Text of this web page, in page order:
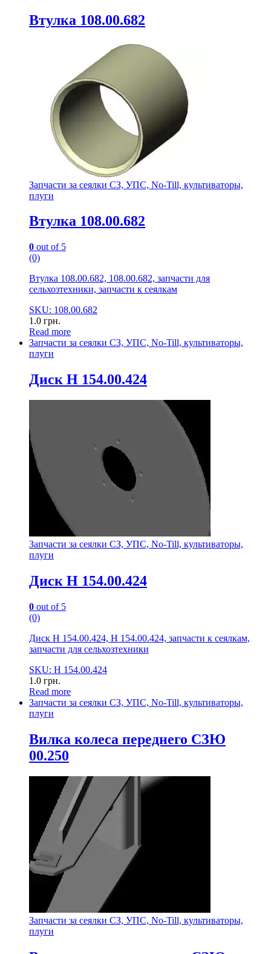
Втулка 108.00.682
Запчасти за сеялки СЗ, УПС, No-Till, культиваторы,
плуги
Втулка 108.00.682
0 out of 5
(0)
Втулка 108.00.682, 108.00.682, запчасти для
сельхозтехники, запчасти к сеялкам
SKU: 108.00.682
1.0 грн.
Read more
Запчасти за сеялки СЗ, УПС, No-Till, культиваторы,
плуги
Диск Н 154.00.424
Запчасти за сеялки СЗ, УПС, No-Till, культиваторы,
плуги
Диск Н 154.00.424
0 out of 5
(0)
Диск Н 154.00.424, Н 154.00.424, запчасти к сеялкам,
запчасти для сельхозтехники
SKU: Н 154.00.424
1.0 грн.
Read more
Запчасти за сеялки СЗ, УПС, No-Till, культиваторы,
плуги
Вилка колеса переднего СЗЮ
00.250
Запчасти за сеялки СЗ, УПС, No-Till, культиваторы,
плуги